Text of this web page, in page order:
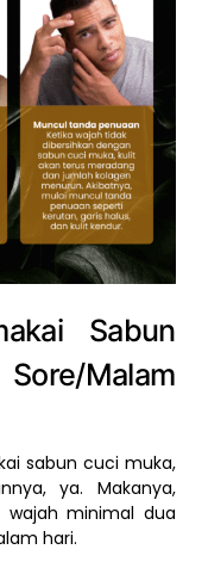
Sabun
Malam
sabun cuci muka,
ya. Makanya,
wajah minimal dua
hari.